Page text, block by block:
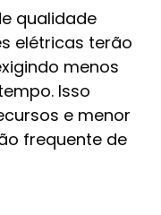
qualidade
elétricas terão
menos
Isso
e menor
frequente de